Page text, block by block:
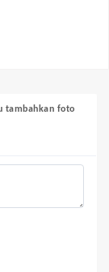
tambahkan foto